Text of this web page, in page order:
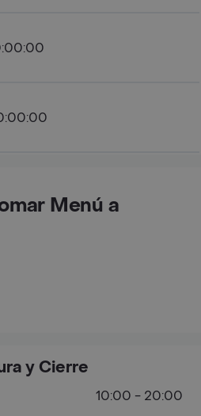
Menú a
y Cierre
10:00 - 20:00